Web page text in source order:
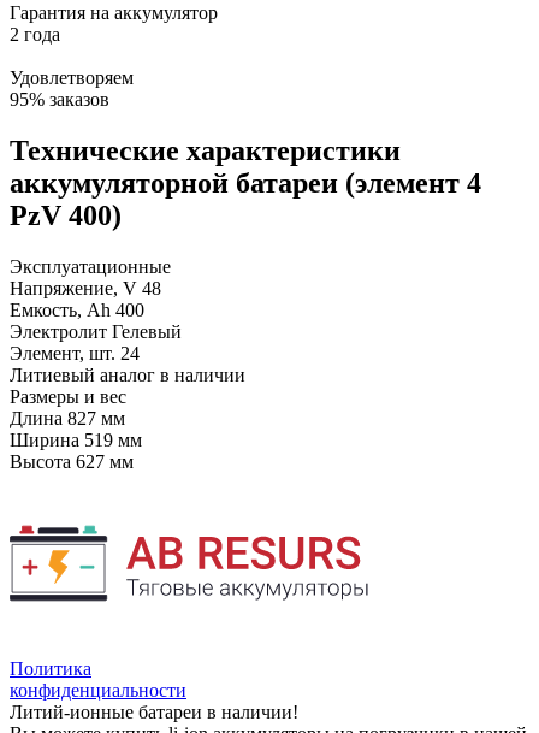
Гарантия на аккумулятор
2 года
Удовлетворяем
95% заказов
Технические характеристики
аккумуляторной батареи (элемент 4
PzV 400)
Эксплуатационные
Напряжение, V 48
Емкость, Ah 400
Электролит Гелевый
Элемент, шт. 24
Литиевый аналог в наличии
Размеры и вес
Длина 827 мм
Ширина 519 мм
Высота 627 мм
Политика
конфиденциальности
Литий-ионные батареи в наличии!